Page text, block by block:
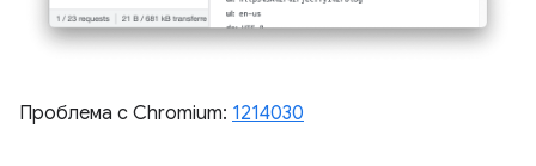
Проблема с Chromium: 1214030